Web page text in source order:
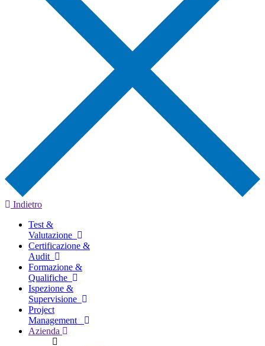
Indietro
Test &
Valutazione
Certificazione &
Audit
Formazione &
Qualifiche
Ispezione &
Supervisione
Project
Management
Azienda